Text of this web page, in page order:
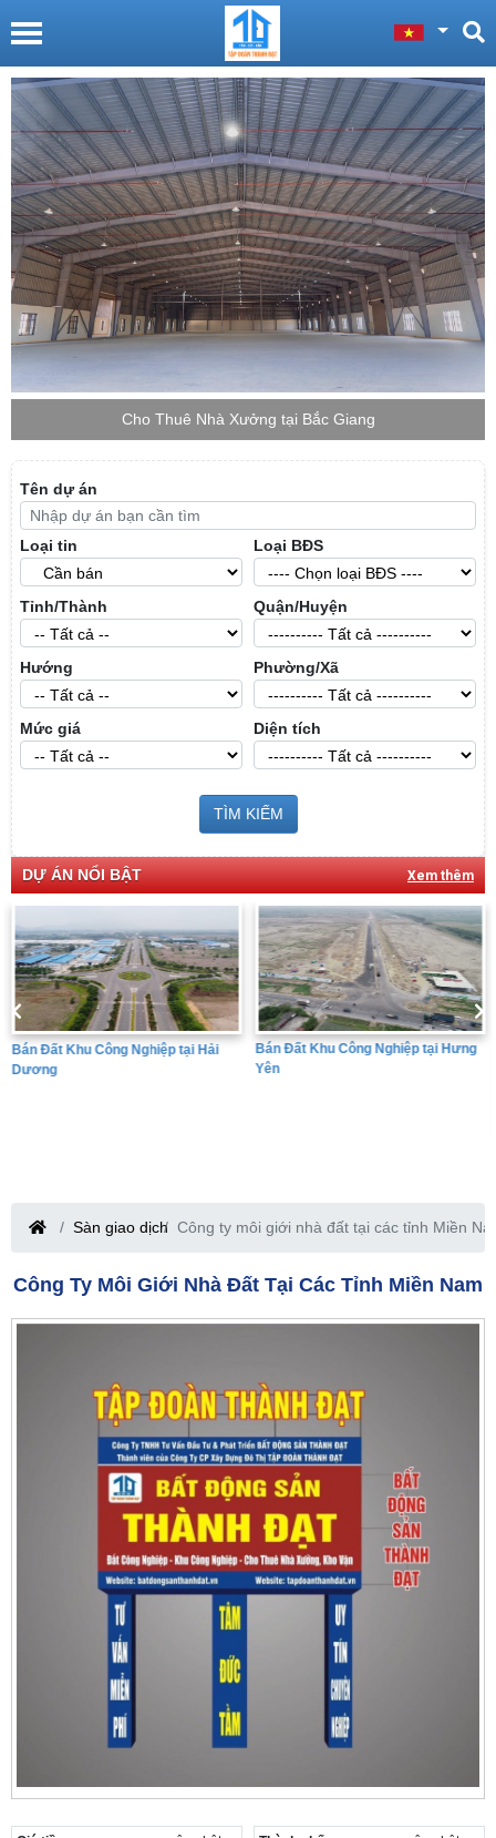
Cho Thuê Nhà Xưởng tại Bắc Giang
Tên dự án
Loại tin Loại BĐS
Tỉnh/Thành Quận/Huyện
Hướng Phường/Xã
Mức giá Diện tích
TÌM KIẾM
DỰ ÁN NỔI BẬT Xem thêm
Bán Đất Khu Công Nghiệp tại Hải
Dương
Bán Đất Khu Công Nghiệp tại Hưng
Yên
Sàn giao dịch Công ty môi giới nhà đất tại các tỉnh Miền
Công Ty Môi Giới Nhà Đất Tại Các Tỉnh Miền Nam